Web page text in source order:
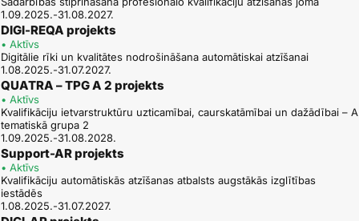
1.09.2025.-31.08.2027.
DIGI-REQA projekts
• Aktīvs
Digitālie rīki un kvalitātes nodrošināšana automātiskai atzīšanai
1.08.2025.-31.07.2027.
QUATRA – TPG A 2 projekts
• Aktīvs
Kvalifikāciju ietvarstruktūru uzticamībai, caurskatāmībai un dažādībai – A
tematiskā grupa 2
1.09.2025.-31.08.2028.
Support-AR projekts
• Aktīvs
Kvalifikāciju automātiskās atzīšanas atbalsts augstākās izglītības
iestādēs
1.08.2025.-31.07.2027.